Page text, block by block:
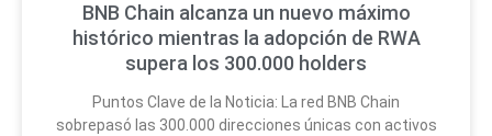
BNB Chain alcanza un nuevo máximo
histórico mientras la adopción de RWA
supera los 300.000 holders
Puntos Clave de la Noticia: La red BNB Chain
sobrepasó las 300.000 direcciones únicas con activos